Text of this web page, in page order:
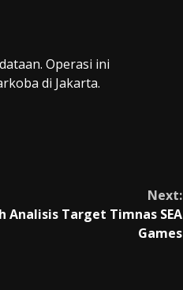
Operasi ini
di Jakarta.
Next:
Analisis Target Timnas SEA
Games